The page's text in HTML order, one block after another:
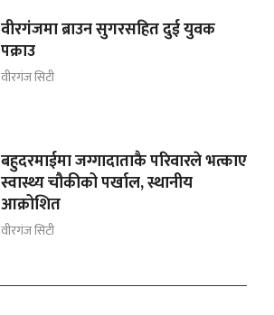
वीरगंजमा ब्राउन सुगरसहित दुई युवक
पक्राउ
वीरगंज सिटी
बहुदरमाईमा जग्गादाताकै परिवारले भत्काए
स्वास्थ्य चौकीको पर्खाल, स्थानीय
आक्रोशित
वीरगंज सिटी